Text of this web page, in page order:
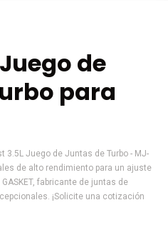
de
para
3.5L Juego de Juntas de Turbo - MJ-
de alto rendimiento para un ajuste
fabricante de juntas de
¡Solicite una cotización